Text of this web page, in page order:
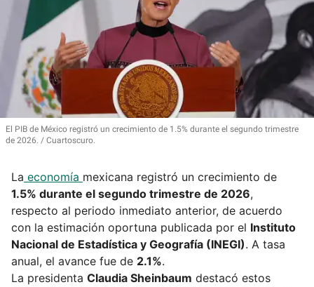
El PIB de México registró un crecimiento de 1.5% durante el segundo trimestre
de 2026.
Cuartoscuro.
La economía mexicana registró un crecimiento de
1.5% durante el segundo trimestre de 2026,
respecto al periodo inmediato anterior, de acuerdo
con la estimación oportuna publicada por el Instituto
Nacional de Estadística y Geografía (INEGI). A tasa
anual, el avance fue de 2.1%.
La presidenta Claudia Sheinbaum destacó estos